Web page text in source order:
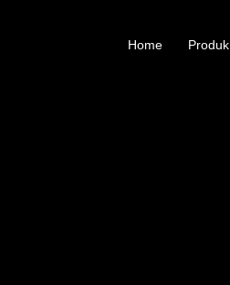
Home Produk